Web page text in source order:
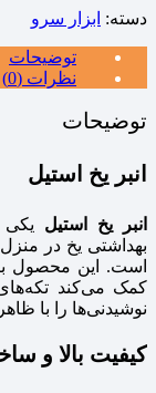
دسته: ابزار سرو
توضیحات
نظرات (0)
توضیحات
انبر یخ استیل
انبر یخ استیل یکی
بهداشتی یخ در
است. این محصول
کمک می‌کند
نوشیدنی‌ها را با
کیفیت بالا و